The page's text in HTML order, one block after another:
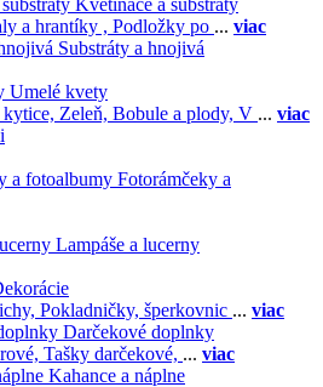
Kvetináče a substráty
a hrantíky , Podložky po ... viac
Substráty a hnojivá
Umelé kvety
Zeleň, Bobule a plody, V ... viac
Fotorámčeky a
Lampáše a lucerny
Pokladničky, šperkovnic ... viac
Darčekové doplnky
Tašky darčekové, ... viac
Kahance a náplne